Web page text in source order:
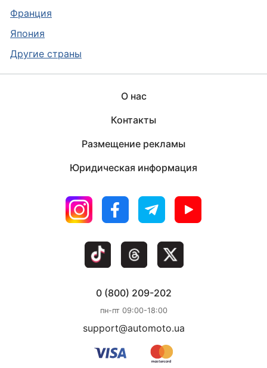
Франция
Япония
Другие страны
О нас
Контакты
Размещение рекламы
Юридическая информация
0 (800) 209-202
пн-пт 09:00-18:00
support@automoto.ua